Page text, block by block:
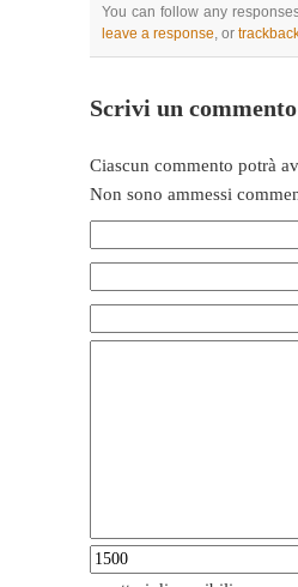
You can follow any
leave a response, or
Scrivi un commento
Ciascun commento potrà
Non sono ammessi